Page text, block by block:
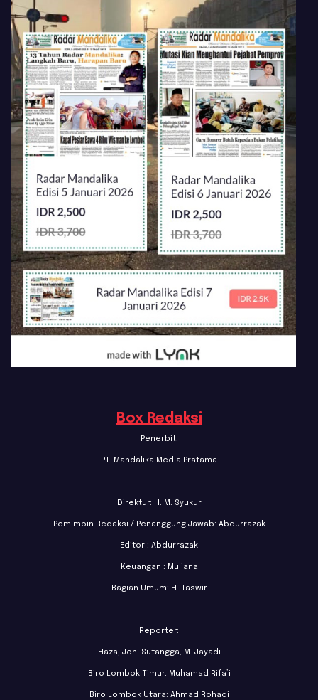
Box Redaksi
Penerbit:
PT. Mandalika Media Pratama
Direktur: H. M. Syukur
Pemimpin Redaksi / Penanggung Jawab: Abdurrazak
Editor : Abdurrazak
Keuangan : Muliana
Bagian Umum: H. Taswir
Reporter:
Haza, Joni Sutangga, M. Jayadi
Biro Lombok Timur: Muhamad Rifa’i
Biro Lombok Utara: Ahmad Rohadi